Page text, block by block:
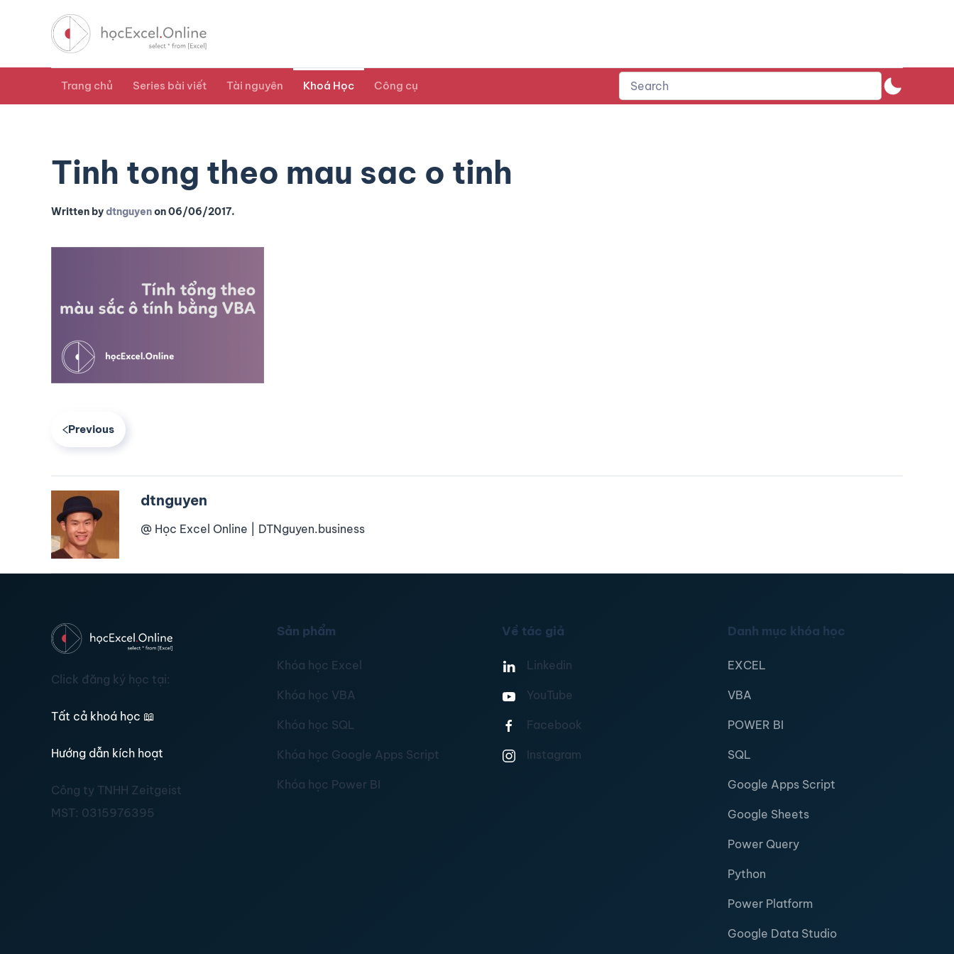
Trang chủ Series bài viết Tài nguyên Khoá Học Công cụ
Tinh tong theo mau sac o tinh
Written bydtnguyenon06/06/2017.
Previous
dtnguyen
@ Học Excel Online | DTNguyen.business
Click đăng ký học tại:
Tất cả khoá học 📖
Hướng dẫn kích hoạt
Công ty TNHH Zeitgeist
MST: 0315976395
Sản phẩm
Khóa học Excel
Khóa học VBA
Khóa học SQL
Khóa học Google Apps Script
Khóa học Power BI
Về tác giả
Linkedin
YouTube
Facebook
Instagram
Danh mục khóa học
EXCEL
VBA
POWER BI
SQL
Google Apps Script
Google Sheets
Power Query
Python
Power Platform
Google Data Studio